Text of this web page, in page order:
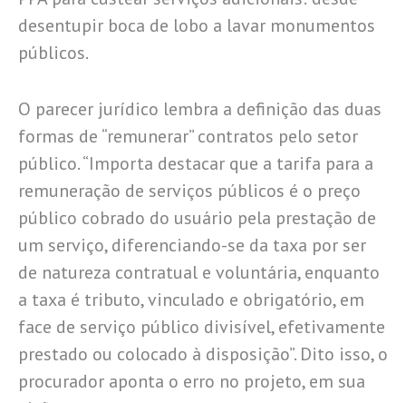
desentupir boca de lobo a lavar monumentos
públicos.
O parecer jurídico lembra a definição das duas
formas de “remunerar” contratos pelo setor
público. “Importa destacar que a tarifa para a
remuneração de serviços públicos é o preço
público cobrado do usuário pela prestação de
um serviço, diferenciando-se da taxa por ser
de natureza contratual e voluntária, enquanto
a taxa é tributo, vinculado e obrigatório, em
face de serviço público divisível, efetivamente
prestado ou colocado à disposição”. Dito isso, o
procurador aponta o erro no projeto, em sua